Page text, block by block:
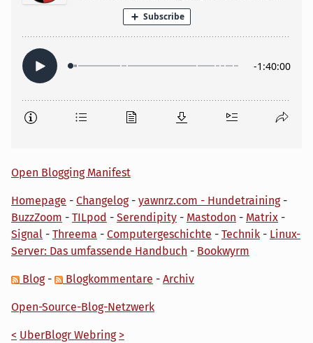
Open Blogging Manifest
Homepage - Changelog- yawnrz.com - Hundetraining-
BuzzZoom - TILpod - Serendipity - Mastodon - Matrix -
Signal - Threema - Computergeschichte - Technik - Linux-
Server: Das umfassende Handbuch - Bookwyrm
Blog- Blogkommentare - Archiv
Open-Source-Blog-Netzwerk
< UberBlogr Webring >